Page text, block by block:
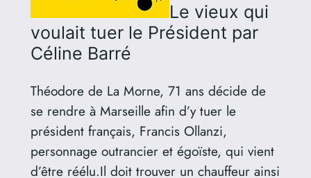
Le vieux qui
voulait tuer le Président par
Céline Barré
Théodore de La Morne, 71 ans décide de
se rendre à Marseille afin d’y tuer le
président français, Francis Ollanzi,
personnage outrancier et égoïste, qui vient
d’être réélu.Il doit trouver un chauffeur ainsi